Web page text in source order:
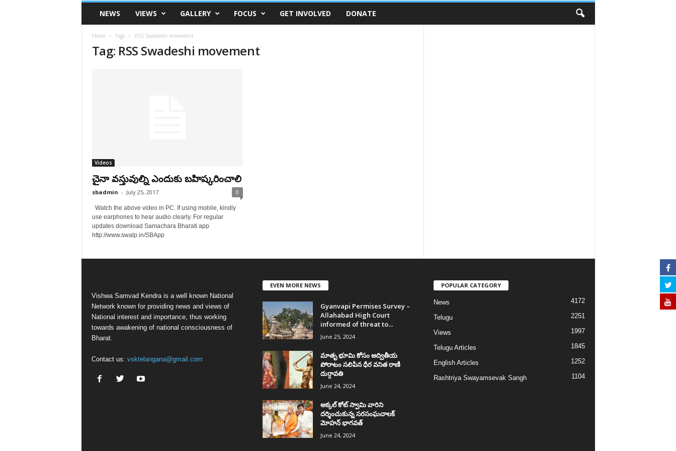
VSK
TelanganaNEWS VIEWS GALLERY FOCUS GET INVOLVED DONATE
Home Tags RSS Swadeshi movement
Tag: RSS Swadeshi movement
Videos
చైనా వస్తువుల్ని ఎందుకు బహిష్కరించాలి
sbadmin - July 25, 2017 0
Watch the above video in PC. If using mobile, kindly
use earphones to hear audio clearly. For regular
updates download Samachara Bharati app
http://www.swalp.in/SBApp
Vishwa Samvad Kendra is a well known National
Network known for providing news and views of
National interest and importance, thus working
towards awakening of national consciousness of
Bharat.
Contact us: vsktelangana@gmail.com
EVEN MORE NEWS
Gyanvapi Permises Survey –
Allahabad High Court
informed of threat to...
June 25, 2024
మాతృ భూమి కోసం అద్వితీయ
పోరాటం సలిపిన ధీర వనిత రాణి
దుర్గావతి
June 24, 2024
అక్కల్‌ కోట్‌ స్వామి వారిని
దర్శించుకున్న సరసంఘచాలక్
మోహన్ భాగవత్
June 24, 2024
POPULAR CATEGORY
News 4172
Telugu 2251
Views 1997
Telugu Articles 1845
English Articles 1252
Rashtriya Swayamsevak Sangh 1104